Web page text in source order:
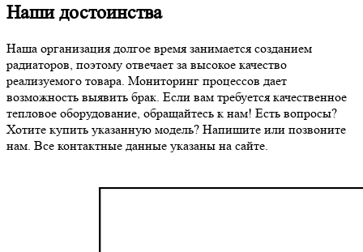
Наши достоинства
Наша организация долгое время занимается созданием
радиаторов, поэтому отвечает за высокое качество
реализуемого товара. Мониторинг процессов дает
возможность выявить брак. Если вам требуется качественное
тепловое оборудование, обращайтесь к нам! Есть вопросы?
Хотите купить указанную модель? Напишите или позвоните
нам. Все контактные данные указаны на сайте.